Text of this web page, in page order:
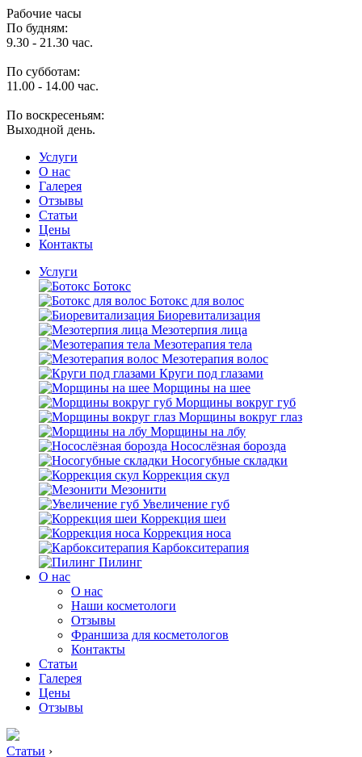
Рабочие часы
По будням:
9.30 - 21.30 час.
По субботам:
11.00 - 14.00 час.
По воскресеньям:
Выходной день.
Услуги
O нас
Галерея
Отзывы
Статьи
Цены
Контакты
Услуги
Ботокс
Ботокс для волос
Биоревитализация
Мезотерпия лица
Мезотерапия тела
Мезотерапия волос
Круги под глазами
Морщины на шее
Морщины вокруг губ
Морщины вокруг глаз
Морщины на лбу
Носослёзная борозда
Носогубные складки
Коррекция скул
Мезонити
Увеличение губ
Коррекция шеи
Коррекция носа
Карбокситерапия
Пилинг
O нас
O нас
Наши косметологи
Отзывы
Франшиза для косметологов
Контакты
Статьи
Галерея
Цены
Отзывы
Статьи ›